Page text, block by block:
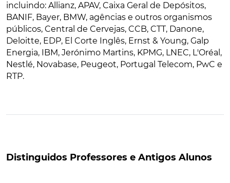
incluindo: Allianz, APAV, Caixa Geral de Depósitos,
BANIF, Bayer, BMW, agências e outros organismos
públicos, Central de Cervejas, CCB, CTT, Danone,
Deloitte, EDP, El Corte Inglês, Ernst & Young, Galp
Energia, IBM, Jerónimo Martins, KPMG, LNEC, L'Oréal,
Nestlé, Novabase, Peugeot, Portugal Telecom, PwC e
RTP.
Distinguidos Professores e Antigos Alunos